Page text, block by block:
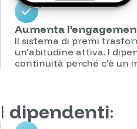
Aumenta
Il sistema di premi
un'abitudine attiva. I
continuità perché c'è un
I dipendenti: